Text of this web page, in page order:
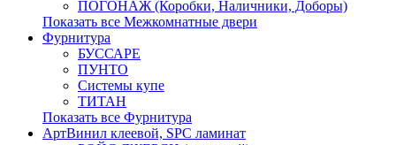
ПОГОНАЖ (Коробки, Наличники, Доборы)
Показать все Межкомнатные двери
Фурнитура
БУССАРЕ
ПУНТО
Системы купе
ТИТАН
Показать все Фурнитура
АртВинил клеевой, SPC ламинат